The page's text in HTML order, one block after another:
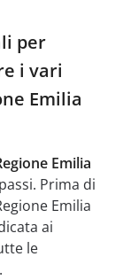
per
i vari
Emilia
Emilia
Prima di
Emilia
ai
le